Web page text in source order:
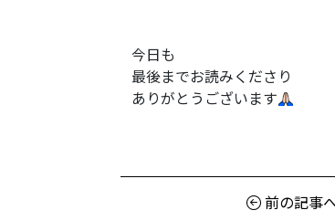
今日も
最後までお読みくださり
ありがとうございます
前の記事